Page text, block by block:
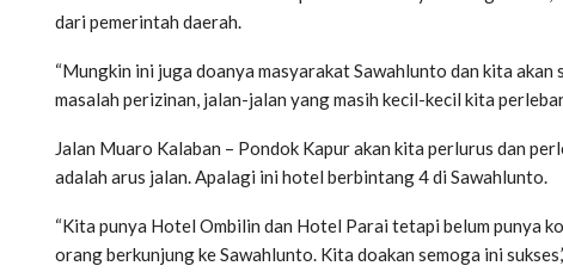
dari pemerintah daerah.
“Mungkin ini juga doanya masyarakat Sawahlunto dan kita
masalah perizinan, jalan-jalan yang masih kecil-kecil kita
Jalan Muaro Kalaban – Pondok Kapur akan kita perlurus dan
adalah arus jalan. Apalagi ini hotel berbintang 4 di Sawahlunto.
“Kita punya Hotel Ombilin dan Hotel Parai tetapi belum punya
orang berkunjung ke Sawahlunto. Kita doakan semoga ini